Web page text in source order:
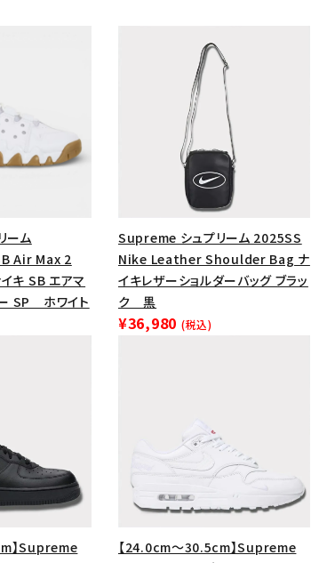
ーム
Air Max 2
キ SB エアマ
SP ホワイト
Supreme シュプリーム 2025SS
Nike Leather Shoulder Bag ナ
イキレザーショルダーバッグ ブラッ
ク 黒
¥36,980 (税込)
】Supreme
【24.0cm～30.5cm】Supreme